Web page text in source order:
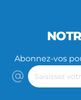
Abonnez-vos
Saisissez
votre
adresse